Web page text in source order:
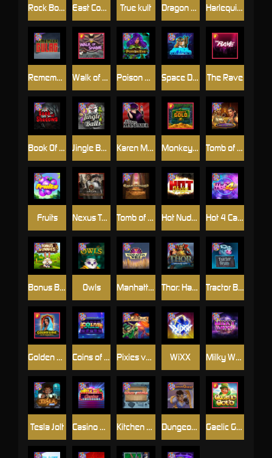
Nexus Tombstone RIP
Manhattan Goes Wild
Book Of Shadows
Rock Bottom
Tractor Beam
Casino Win Spin
Hot Nudge
Space Donkey
Monkey's Gold xPays
Poison Eve
Tomb of Nefertiti
Tomb of Akhenaten
Golden Genie And The Walking Wilds
Dragon Tribe
Tesla Jolt Dungeon Quest
Coins of Fortune WiXX
Fruits
Bonus Bunnies
Hot 4 Cash
Owls
Milky Ways
Gaelic Gold
East Coast Vs West Coast
Jingle Balls
Harlequin Carnival
Walk of Shame
Kitchen Drama: Sushi Mania
Pixies vs Pirates
Thor: Hammer Time
Remember Gulag
Karen Maneater
True kult
The Rave